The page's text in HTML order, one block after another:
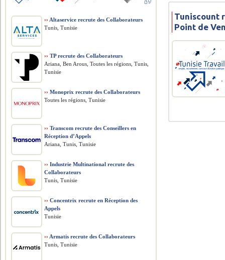
Tuniscount
Point de
›› Altaservice recrute des Collaborateurs
Tunis, Tunisie
›› TP recrute des Collaborateurs
Ariana, Ben Arous, Toutes les régions, Tunis,
Tunisie
›› Monoprix recrute des Collaborateurs
Toutes les régions, Tunisie
›› Transcom recrute des Conseillers en
Réception d’Appels
Ariana, Tunis, Tunisie
›› Industrie Multinational recrute des
Collaborateurs
Tunis, Tunisie
›› Concentrix recrute en Réception des
Appels
Tunisie
›› Armatis recrute des Collaborateurs
Tunis, Tunisie